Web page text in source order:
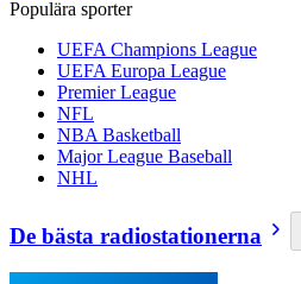
Populära sporter
UEFA Champions League
UEFA Europa League
Premier League
NFL
NBA Basketball
Major League Baseball
NHL
De bästa radiostationerna